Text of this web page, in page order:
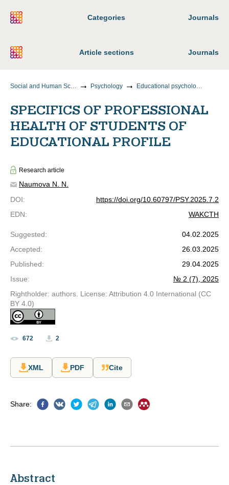
Categories Journals
Article sections Journals
Social and Human Sciences Psychology Educational psychology, psychodiagnostics of digital educational environments
SPECIFICS OF PROFESSIONAL
HEALTH OF STUDENTS OF
EDUCATIONAL PROFILE
Research article
Naumova N. N.
DOI:
https://doi.org/10.60797/PSY.2025.7.2
EDN: WAKCTH
Suggested:
04.02.2025
Accepted:
26.03.2025
Published:
29.04.2025
Issue:
№ 2 (7), 2025
Rightholder: authors. License: Attribution 4.0 International (CC
BY 4.0)
672 2
XML PDF Cite
Share:
Abstract